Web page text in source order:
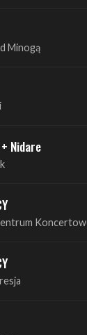
Koncertowe